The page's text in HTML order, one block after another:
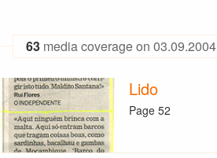
63 media coverage on 03.09.2004
Lido
Page 52